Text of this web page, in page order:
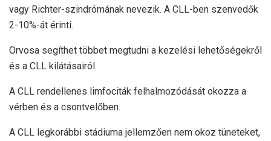
vagy Richter-szindrómának nevezik. A CLL-ben szenvedők
2-10%-át érinti.
Orvosa segíthet többet megtudni a kezelési lehetőségekről
és a CLL kilátásairól.
A CLL rendellenes limfociták felhalmozódását okozza a
vérben és a csontvelőben.
A CLL legkorábbi stádiuma jellemzően nem okoz tüneteket,